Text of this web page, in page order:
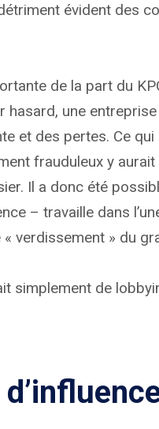
évident des
de la part du
une
et des pertes. Ce qui
frauduleux y
Il a donc été
– travaille dans
verdissement » du
simplement de